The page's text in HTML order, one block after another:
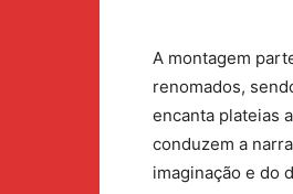
A montagem
renomados,
encanta plateias
conduzem a
imaginação e do